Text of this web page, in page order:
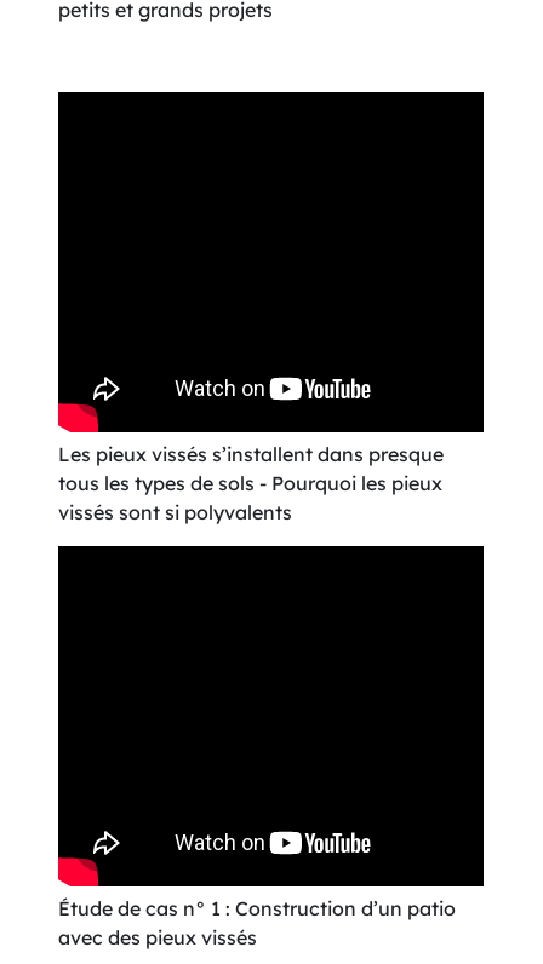
petits et grands projets
Les pieux vissés s’installent dans presque
tous les types de sols - Pourquoi les pieux
vissés sont si polyvalents
Étude de cas n° 1 : Construction d’un patio
avec des pieux vissés